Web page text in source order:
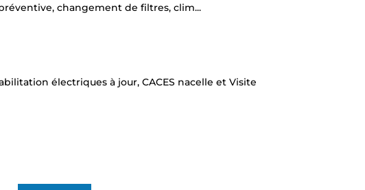
changement de filtres, clim...
électriques à jour, CACES nacelle et Visite